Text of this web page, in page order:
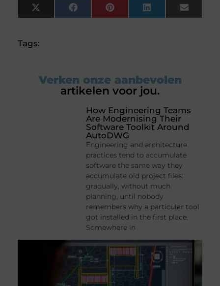
X
(Twitter)
FacebookPinterestLinkedInEmail
Tags:
Verken onze aanbevolen
artikelen voor jou.
How Engineering Teams
Are Modernising Their
Software Toolkit Around
AutoDWG
Engineering and architecture
practices tend to accumulate
software the same way they
accumulate old project files:
gradually, without much
planning, until nobody
remembers why a particular tool
got installed in the first place.
Somewhere in